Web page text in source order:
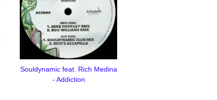
Souldynamic feat. Rich Medina
- Addiction